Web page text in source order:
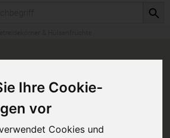
Ihre Cookie-
vor
Cookies und